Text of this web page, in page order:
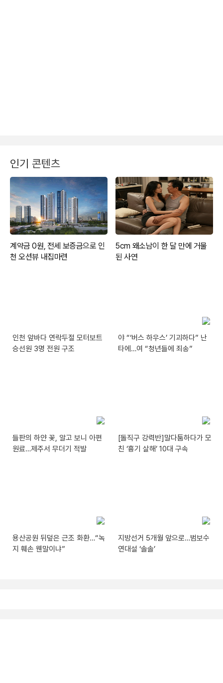
인기 콘텐츠
인천 앞바다 연락두절 모터보트
승선원 3명 전원 구조
야 “‘버스 하우스’ 기괴하다” 난
타에…여 “청년들에 죄송”
들판의 하얀 꽃, 알고 보니 아편
원료…제주서 무더기 적발
[돌직구 강력반]말다툼하다가 모
친 ‘흉기 살해’ 10대 구속
용산공원 뒤덮은 근조 화환…“녹
지 훼손 웬말이냐”
지방선거 5개월 앞으로…범보수
연대설 ‘솔솔’